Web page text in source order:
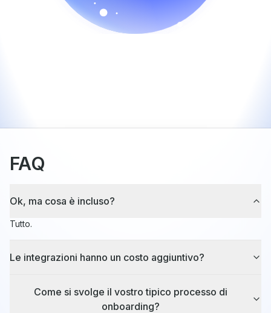
FAQ
Ok, ma cosa è incluso?
Tutto.
Le integrazioni hanno un costo aggiuntivo?
Come si svolge il vostro tipico processo di
onboarding?